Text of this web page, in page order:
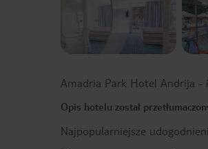
Amadria Park Hotel Andrija -
Opis hotelu został
Najpopularniejsze